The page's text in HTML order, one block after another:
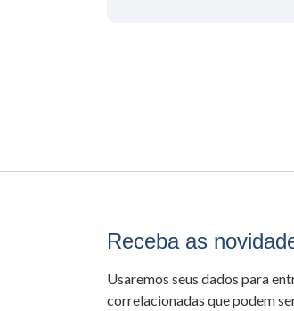
Receba as
Usaremos seus dados para
correlacionadas que podem